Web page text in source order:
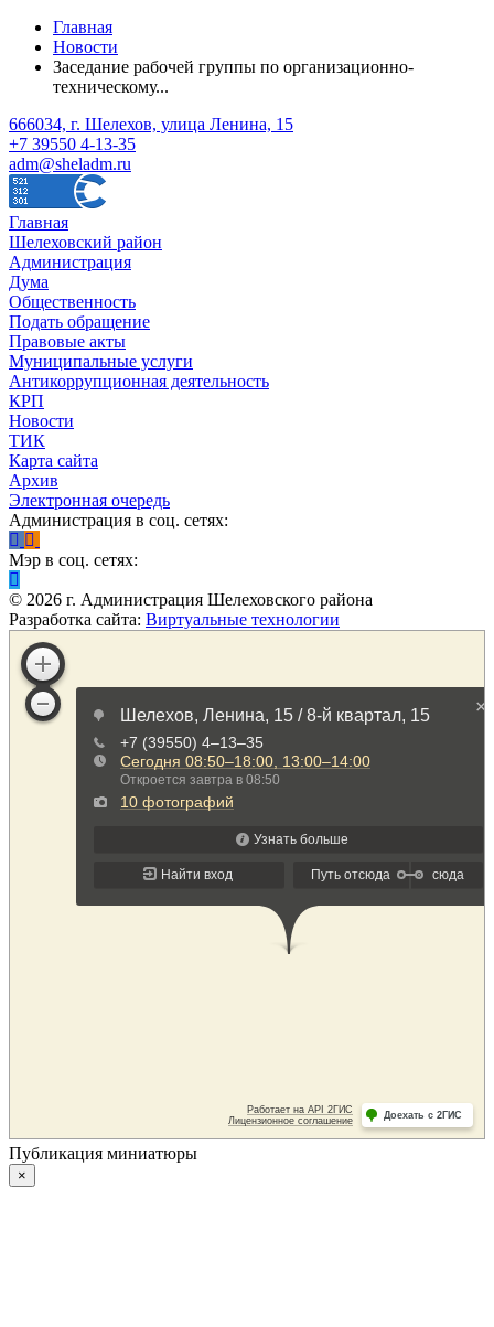
Главная
Новости
Заседание рабочей группы по организационно-
техническому...
666034, г. Шелехов, улица Ленина, 15
+7 39550 4-13-35
adm@sheladm.ru
Главная
Шелеховский район
Администрация
Дума
Общественность
Подать обращение
Правовые акты
Муниципальные услуги
Антикоррупционная деятельность
КРП
Новости
ТИК
Карта сайта
Архив
Электронная очередь
Администрация в соц. сетях:
Мэр в соц. сетях:
© 2026 г. Администрация Шелеховского района
Разработка сайта: Виртуальные технологии
Публикация миниатюры
×